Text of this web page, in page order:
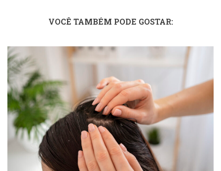
VOCÊ TAMBÉM PODE GOSTAR: